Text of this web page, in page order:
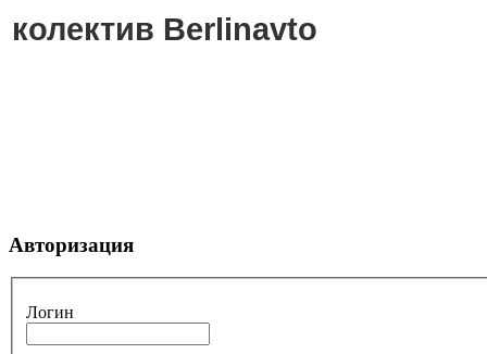
колектив Berlinavto
Авторизация
Логин